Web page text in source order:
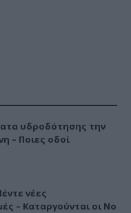
υδροδότησης την
– Ποιες οδοί
νέες
– Καταργούνται οι Νο